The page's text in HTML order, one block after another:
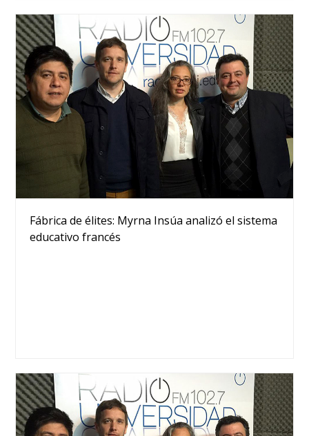
Fábrica de élites: Myrna Insúa analizó el sistema
educativo francés